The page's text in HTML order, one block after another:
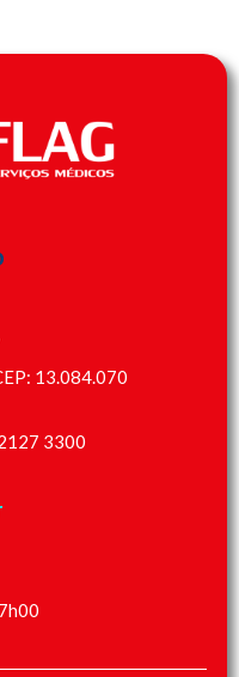
13.084.070
3300